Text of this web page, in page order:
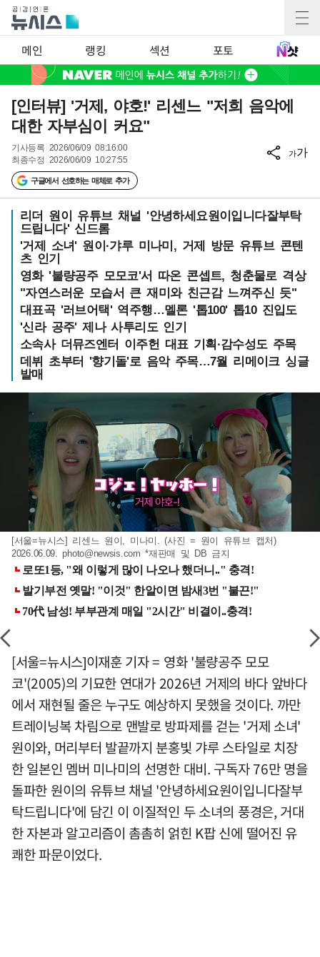
메인 랭킹 섹션 포토
[인터뷰] '거제, 야호!' 리센느 "저희 음악에
대한 자부심이 커요"
기사등록 2026/06/09 08:16:00
최종수정 2026/06/09 10:27:55
구글에서 선호하는 매체로 추가
가가
리더 원이 유튜브 채널 '안녕하세요원이입니다잘부탁
드립니다' 신드롬
'거제 소녀' 원이·갸루 미나미, 거제 방문 유튜브 콘텐
츠 인기
영화 '불량공주 모모코'서 따온 콘셉트, 청춘물로 격상
"자연스러운 모습서 큰 재미와 친근감 느껴주신 듯"
대표곡 '러브어택' 역주행…멜론 '톱100' 톱10 진입도
'신라 공주' 제나 사투리도 인기
소속사 더뮤즈엔터 이주헌 대표 기획·감수성도 주목
데뷔 초부터 '향기돌'로 음악 주목…7월 리메이크 싱글
발매
[서울=뉴시스] 리센느 원이, 미나미. (사진 = 원이 유튜브 캡처)
2026.06.09.photo@newsis.com *재판매 및 DB 금지
[서울=뉴시스]이재훈 기자 = 영화 '불량공주 모모
코'(2005)의 기묘한 연대가 2026년 거제의 바다 앞바다
에서 재현될 줄은 누구도 예상하지 못했을 것이다. 까만
트레이닝복 차림으로 맨발로 방파제를 걷는 '거제 소녀'
원이와, 머리부터 발끝까지 분홍빛 갸루 스타일로 치장
한 일본인 멤버 미나미의 선명한 대비. 구독자 76만 명을
돌파한 원이의 유튜브 채널 '안녕하세요원이입니다잘부
탁드립니다'에 담긴 이 이질적인 두 소녀의 풍경은, 거대
한 자본과 알고리즘이 촘촘히 얽힌 K팝 신에 떨어진 유
쾌한 파문이었다.